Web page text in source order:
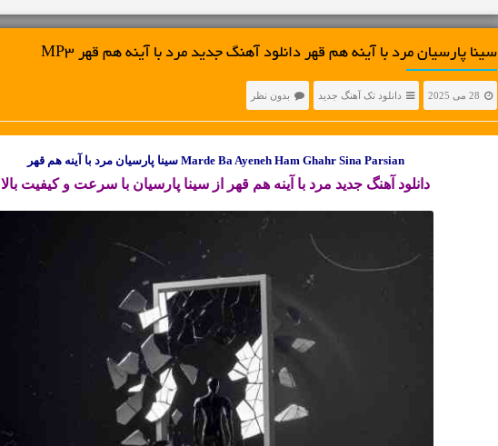
سینا پارسیان مرد‌ با‌ آینه هم قهر دانلود آهنگ جدید مرد‌ با‌ آینه هم قهر MP3
28 می 2025 دانلود تک آهنگ جدید بدون نظر
Marde Ba Ayeneh Ham Ghahr Sina Parsian سینا پارسیان مرد‌ با‌ آینه هم قهر
دانلود آهنگ جدید مرد‌ با‌ آینه هم قهر از سینا پارسیان با سرعت و کیفیت بالا